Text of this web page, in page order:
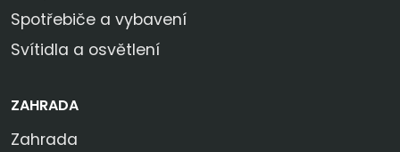
Spotřebiče a vybavení
Svítidla a osvětlení
ZAHRADA
Zahrada